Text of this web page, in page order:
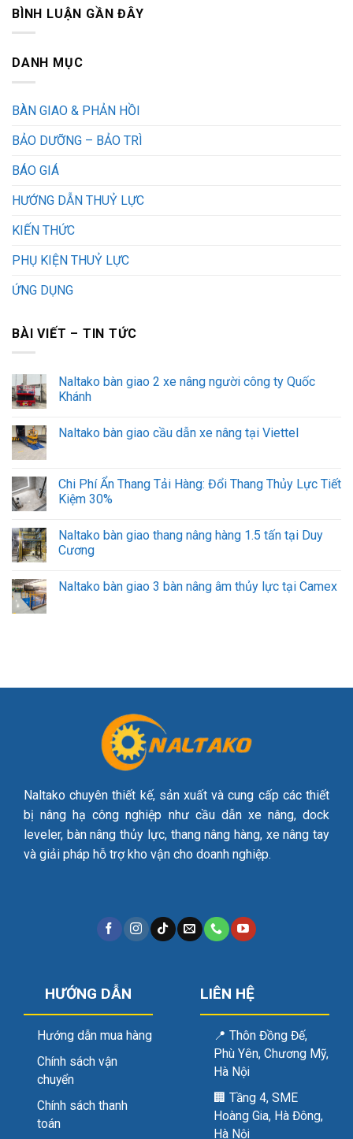
BÌNH LUẬN GẦN ĐÂY
DANH MỤC
BÀN GIAO & PHẢN HỒI
BẢO DƯỠNG – BẢO TRÌ
BÁO GIÁ
HƯỚNG DẪN THUỶ LỰC
KIẾN THỨC
PHỤ KIỆN THUỶ LỰC
ỨNG DỤNG
BÀI VIẾT – TIN TỨC
Naltako bàn giao 2 xe nâng người công ty Quốc
Khánh
Naltako bàn giao cầu dẫn xe nâng tại Viettel
Chi Phí Ẩn Thang Tải Hàng: Đổi Thang Thủy Lực Tiết
Kiệm 30%
Naltako bàn giao thang nâng hàng 1.5 tấn tại Duy
Cương
Naltako bàn giao 3 bàn nâng âm thủy lực tại Camex
Naltako chuyên thiết kế, sản xuất và cung cấp các thiết
bị nâng hạ công nghiệp như cầu dẫn xe nâng, dock
leveler, bàn nâng thủy lực, thang nâng hàng, xe nâng tay
và giải pháp hỗ trợ kho vận cho doanh nghiệp.
HƯỚNG DẪN
Hướng dẫn mua hàng
Chính sách vận
chuyển
Chính sách thanh
toán
LIÊN HỆ
📍 Thôn Đồng Đế,
Phù Yên, Chương Mỹ,
Hà Nội
🏢 Tầng 4, SME
Hoàng Gia, Hà Đông,
Hà Nội